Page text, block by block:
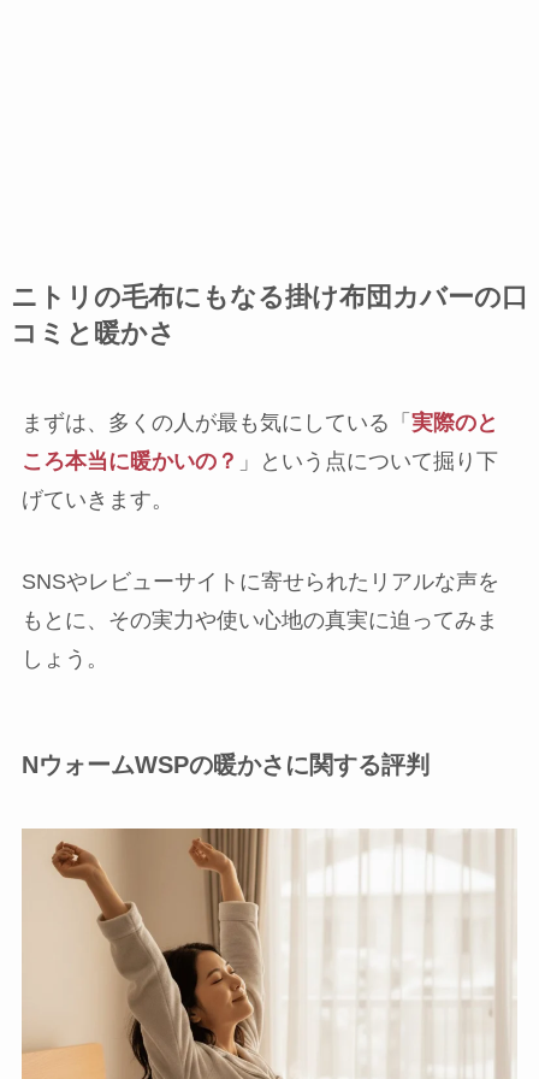
ニトリの毛布にもなる掛け布団カバーの口
コミと暖かさ
まずは、多くの人が最も気にしている「 実際のと
ころ本当に暖かいの？ 」という点について掘り下
げていきます。
SNSやレビューサイトに寄せられたリアルな声を
もとに、その実力や使い心地の真実に迫ってみま
しょう。
NウォームWSPの暖かさに関する評判